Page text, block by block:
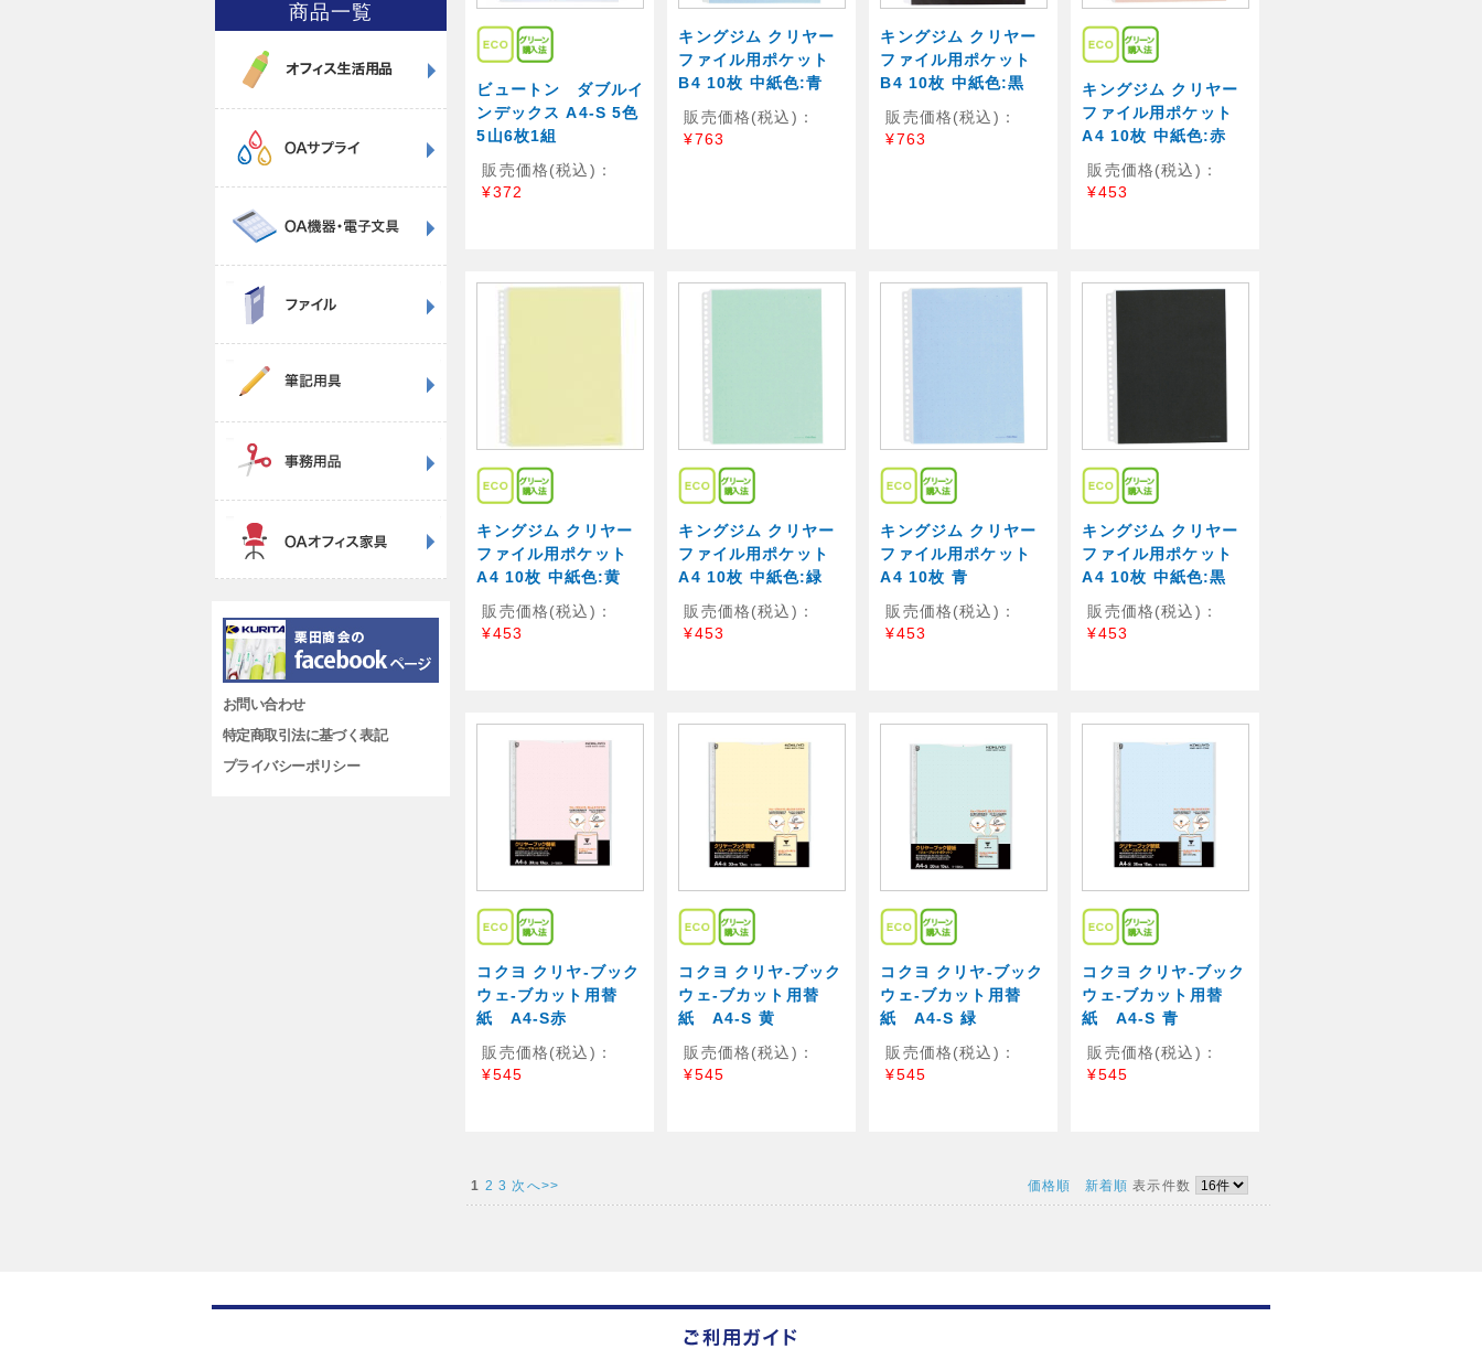
商品一覧
お問い合わせ
特定商取引法に基づく表記
プライバシーポリシー
ビュートン ダブルイ
ンデックス A4-S 5色
5山6枚1組
販売価格(税込)：
¥372
キングジム クリヤー
ファイル用ポケット
B4 10枚 中紙色:青
販売価格(税込)：
¥763
キングジム クリヤー
ファイル用ポケット
B4 10枚 中紙色:黒
販売価格(税込)：
¥763
キングジム クリヤー
ファイル用ポケット
A4 10枚 中紙色:赤
販売価格(税込)：
¥453
キングジム クリヤー
ファイル用ポケット
A4 10枚 中紙色:黄
販売価格(税込)：
¥453
キングジム クリヤー
ファイル用ポケット
A4 10枚 中紙色:緑
販売価格(税込)：
¥453
キングジム クリヤー
ファイル用ポケット
A4 10枚 青
販売価格(税込)：
¥453
キングジム クリヤー
ファイル用ポケット
A4 10枚 中紙色:黒
販売価格(税込)：
¥453
コクヨ クリヤ-ブック
ウェ-ブカット用替
紙 A4-S赤
販売価格(税込)：
¥545
コクヨ クリヤ-ブック
ウェ-ブカット用替
紙 A4-S 黄
販売価格(税込)：
¥545
コクヨ クリヤ-ブック
ウェ-ブカット用替
紙 A4-S 緑
販売価格(税込)：
¥545
コクヨ クリヤ-ブック
ウェ-ブカット用替
紙 A4-S 青
販売価格(税込)：
¥545
価格順 新着順 表示件数
1 2 3 次へ>>